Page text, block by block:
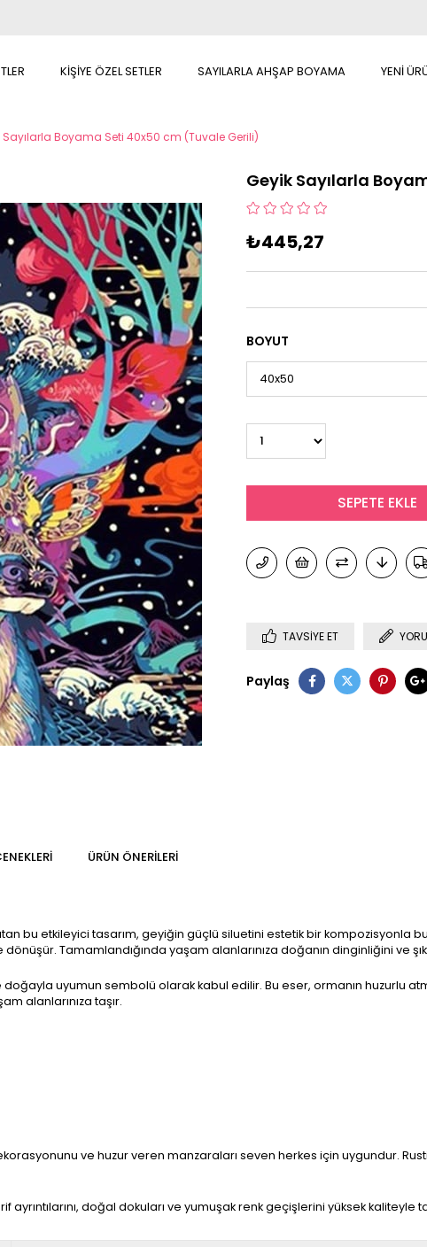
KİŞİYE ÖZEL SETLER SAYILARLA AHŞAP BOYAMA YENİ
Sayılarla Boyama Seti 40x50 cm (Tuvale Gerili)
Geyik Sayılarla
₺445,27
BOYUT
TAVSIYE ET
Paylaş
ÜRÜN ÖNERILERI
bu etkileyici tasarım, geyiğin güçlü siluetini estetik bir kompozisyonla
Tamamlandığında yaşam alanlarınıza doğanın dinginliğini ve
uyumun sembolü olarak kabul edilir. Bu eser, ormanın huzurlu
alanlarınıza taşır.
ve huzur veren manzaraları seven herkes için uygundur.
doğal dokuları ve yumuşak renk geçişlerini yüksek